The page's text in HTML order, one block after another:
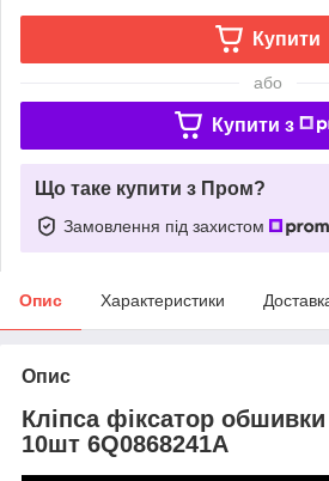
Купити
або
Купити з
Що таке купити з Пром?
Замовлення під захистом
Опис Характеристики
Опис
Кліпса фіксатор
10шт 6Q0868241A